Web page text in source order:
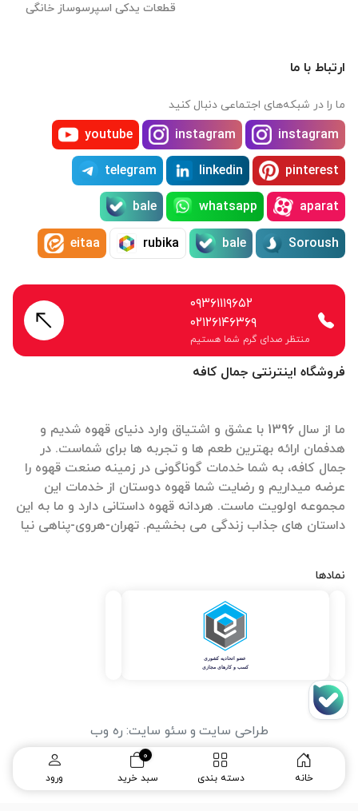
خانه دسته بندی سبد خرید
0
ورود
فروشگاه اینترنتی جمال کافه
ما از سال 1396 با عشق و اشتیاق وارد دنیای قهوه شدیم و
هدفمان ارائه بهترین طعم ها و تجربه ها برای شماست. در
جمال کافه، به شما خدمات گوناگونی در زمینه صنعت قهوه را
عرضه میداریم و رضایت شما قهوه دوستان از خدمات این
مجموعه اولویت ماست. هردانه قهوه داستانی دارد و ما به این
داستان های جذاب زندگی می بخشیم. تهران-هروی-پناهی نیا
نمادها
قطعات یدکی اسپرسوساز خانگی
ارتباط با ما
ما را در شبکه‌های اجتماعی دنبال کنید
instagram
instagram
youtube
pinterest
linkedin
telegram
aparat
whatsapp
bale
Soroush
bale
rubika
eitaa
۰۹۳۶۱۱۱۹۶۵۲
۰۲۱۲۶۱۴۶۳۶۹
منتظر صدای گرم شما هستیم
طراحی سایت و سئو سایت: ره وب